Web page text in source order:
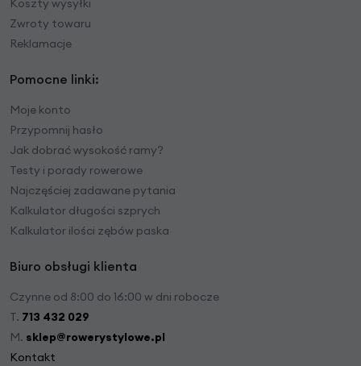
Koszty wysyłki
Zwroty towaru
Reklamacje
Pomocne linki:
Moje konto
Przypomnij hasło
Jak dobrać wysokość ramy?
Testy i porady rowerowe
Najczęściej zadawane pytania
Kalkulator długości szprych
Kalkulator ilości zębów paska
Biuro obsługi klienta
Czynne od 8:00 do 16:00 w dni robocze
T. 713 432 029
M. sklep@rowerystylowe.pl
Kontakt